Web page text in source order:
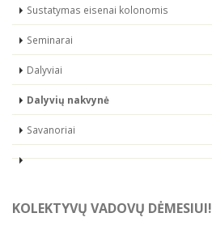
Sustatymas eisenai kolonomis
Seminarai
Dalyviai
Dalyvių nakvynė
Savanoriai
KOLEKTYVŲ VADOVŲ DĖMESIUI!